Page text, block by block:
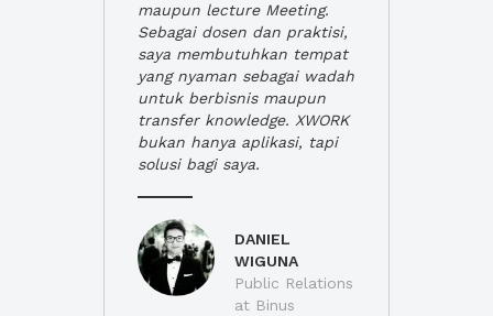
maupun lecture Meeting.
Sebagai dosen dan praktisi,
saya membutuhkan tempat
yang nyaman sebagai wadah
untuk berbisnis maupun
transfer knowledge. XWORK
bukan hanya aplikasi, tapi
solusi bagi saya.
DANIEL
WIGUNA
Public Relations
at Binus